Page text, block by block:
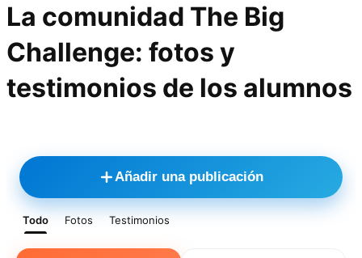
La comunidad The Big
Challenge: fotos y
testimonios de los alumnos
Añadir una publicación
Todo Fotos Testimonios